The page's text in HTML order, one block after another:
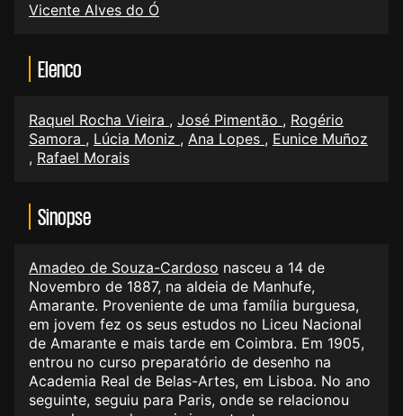
Vicente Alves do Ó
Elenco
Raquel Rocha Vieira , José Pimentão , Rogério
Samora , Lúcia Moniz , Ana Lopes , Eunice Muñoz
, Rafael Morais
Sinopse
Amadeo de Souza-Cardoso nasceu a 14 de
Novembro de 1887, na aldeia de Manhufe,
Amarante. Proveniente de uma família burguesa,
em jovem fez os seus estudos no Liceu Nacional
de Amarante e mais tarde em Coimbra. Em 1905,
entrou no curso preparatório de desenho na
Academia Real de Belas-Artes, em Lisboa. No ano
seguinte, seguiu para Paris, onde se relacionou